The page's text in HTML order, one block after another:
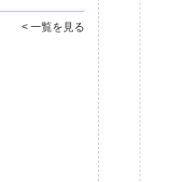
< 一覧を見る